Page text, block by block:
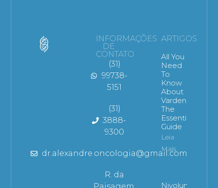
INFORMAÇÕES
DE
CONTATO
(31)
99738-
5151
(31)
3888-
9300
dr.alexandre.oncologia@gmail.com
R. da
ARTIGOS
All You
Need
To
Know
About
Vardenafil:
The
Essential
Guide
Leia
Mais
Nivolumabe